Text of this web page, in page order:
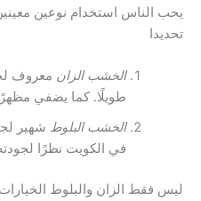
يحب الناس استخدام نوعين
تحديدا
الخشب الزان معروف
طويلًا. كما يضفي
الخشب البلوط شهير
في الكويت نظرًا
ليس فقط الزان والبلوط